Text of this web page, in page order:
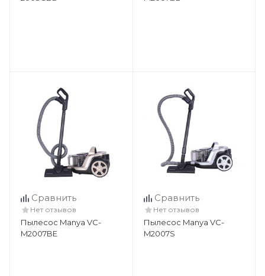
Сравнить
Нет отзывов
Пылесос Manya VC-
M2007BE
Сравнить
Нет отзывов
Пылесос Manya VC-
M2007S